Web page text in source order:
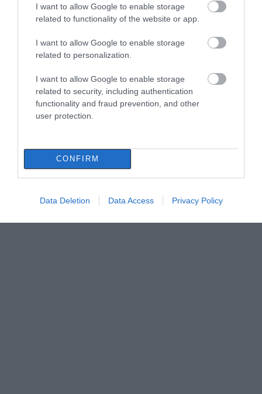
I want to allow Google to enable storage
related to functionality of the website or app.
I want to allow Google to enable storage
related to personalization.
I want to allow Google to enable storage
related to security, including authentication
functionality and fraud prevention, and other
user protection.
CONFIRM
Data Deletion Data Access Privacy Policy